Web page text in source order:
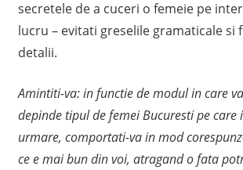
secretele de a cuceri o femeie pe
lucru – evitati greselile gramaticale si
detalii.
Amintiti-va: in functie de modul in care
depinde tipul de femei Bucuresti pe care
urmare, comportati-va in mod
ce e mai bun din voi, atragand o fata